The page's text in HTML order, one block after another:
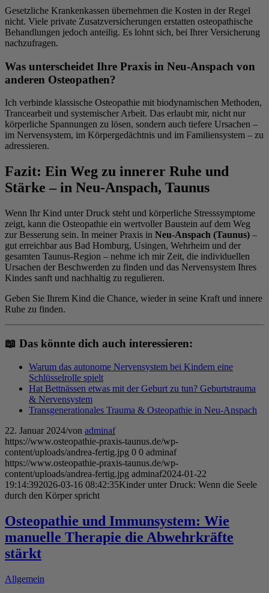
Gesetzliche Krankenkassen übernehmen die Kosten in der Regel
nicht. Viele private Zusatzversicherungen erstatten osteopathische
Behandlungen jedoch anteilig. Es lohnt sich, bei Ihrer Versicherung
nachzufragen.
Was unterscheidet Ihre Praxis in Neu-Anspach von
anderen Osteopathen?
Ich verbinde klassische Osteopathie mit biodynamischen Methoden,
Trancearbeit und systemischer Arbeit. Das erlaubt mir, nicht nur
körperliche Spannungen zu lösen, sondern auch tiefere Ursachen –
im Nervensystem, im Körpergedächtnis und im Familiensystem – zu
adressieren.
Fazit: Ein Weg zu innerer Ruhe und
Stärke – in Neu-Anspach, Taunus
Wenn Ihr Kind unter Druck steht und körperliche Stresssymptome
zeigt, kann die Osteopathie ein wertvoller Baustein auf dem Weg
zur Besserung sein. In meiner Praxis in Neu-Anspach (Taunus) –
gut erreichbar aus Bad Homburg, Usingen, Wehrheim und der
gesamten Taunus-Region – nehme ich mir Zeit, die individuellen
Ursachen der Beschwerden zu finden und das Nervensystem Ihres
Kindes sanft und nachhaltig zu regulieren.
Geben Sie Ihrem Kind die Chance, wieder in seine Kraft und innere
Ruhe zu finden.
📖 Das könnte dich auch interessieren:
Warum das autonome Nervensystem bei Kindern eine
Schlüsselrolle spielt
Hat Bettnässen etwas mit der Geburt zu tun? Geburtstrauma
& Nervensystem
Transgenerationales Trauma & Osteopathie in Neu-Anspach
22. Januar 2024/von adminaf
https://www.osteopathie-praxis-taunus.de/wp-
content/uploads/andrea-fertig.jpg 0 0 adminaf
https://www.osteopathie-praxis-taunus.de/wp-
content/uploads/andrea-fertig.jpg adminaf2024-01-22
19:14:392026-03-16 08:42:35Kinder unter Druck: Wenn die Seele
durch den Körper spricht
Osteopathie und Immunsystem: Wie
manuelle Therapie die Abwehrkräfte
stärkt
Allgemein